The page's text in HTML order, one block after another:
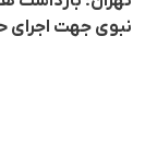
نبوی جهت